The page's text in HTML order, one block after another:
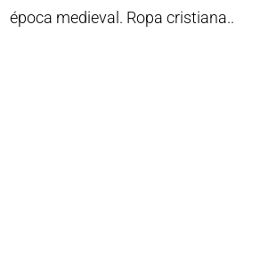
época medieval. Ropa cristiana..